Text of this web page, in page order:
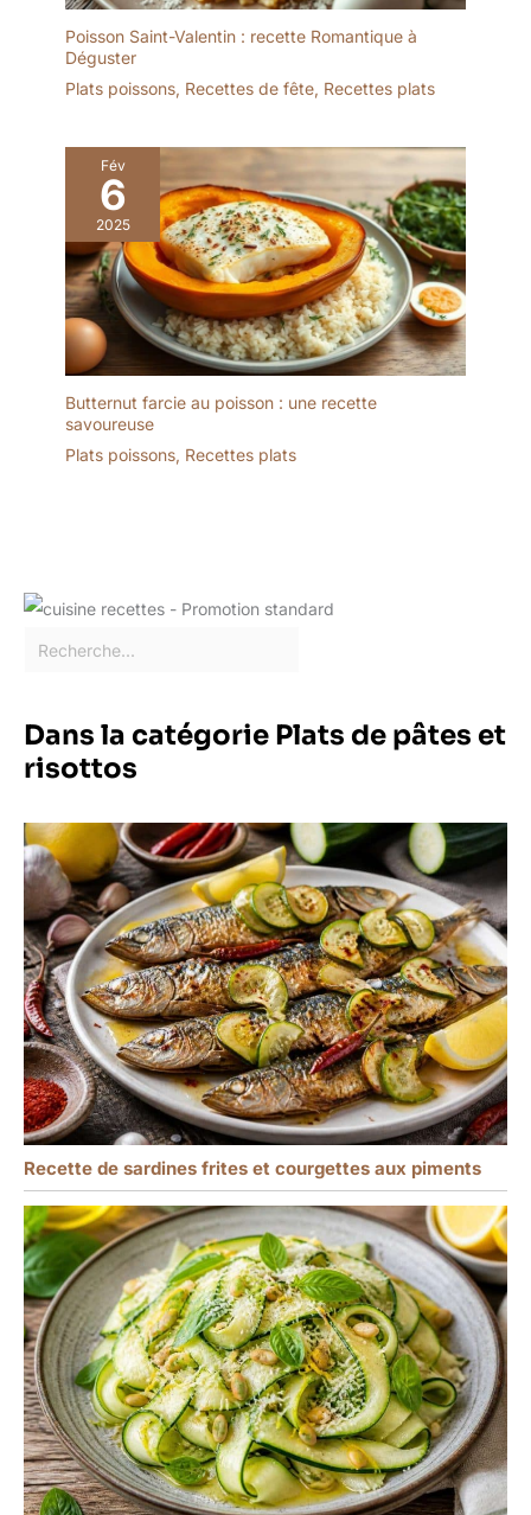
Poisson Saint-Valentin : recette Romantique à
Déguster
Plats poissons, Recettes de fête, Recettes plats
Fév
6
2025
Butternut farcie au poisson : une recette
savoureuse
Plats poissons, Recettes plats
Dans la catégorie Plats de pâtes et
risottos
Recette de sardines frites et courgettes aux piments